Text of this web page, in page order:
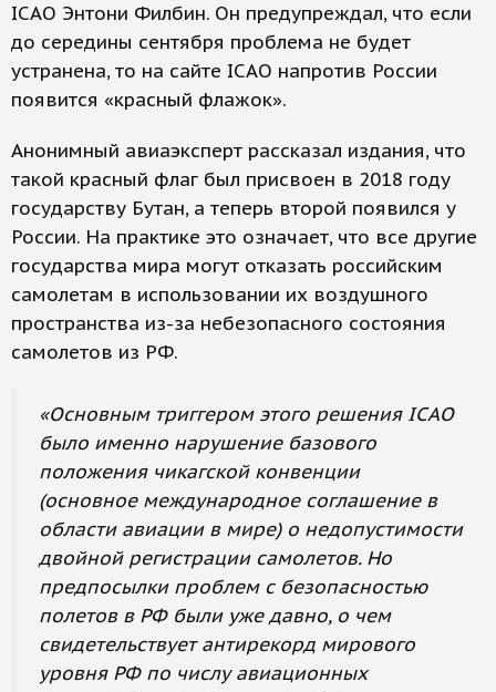
ICAO Энтони Филбин. Он предупреждал, что если
до середины сентября проблема не будет
устранена, то на сайте ICAO напротив России
появится «красный флажок».
Анонимный авиаэксперт рассказал издания, что
такой красный флаг был присвоен в 2018 году
государству Бутан, а теперь второй появился у
России. На практике это означает, что все другие
государства мира могут отказать российским
самолетам в использовании их воздушного
пространства из-за небезопасного состояния
самолетов из РФ.
«Основным триггером этого решения ICAO
было именно нарушение базового
положения чикагской конвенции
(основное международное соглашение в
области авиации в мире) о недопустимости
двойной регистрации самолетов. Но
предпосылки проблем с безопасностью
полетов в РФ были уже давно, о чем
свидетельствует антирекорд мирового
уровня РФ по числу авиационных